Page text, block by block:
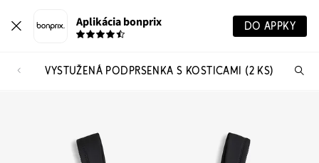
Aplikácia bonprix DO APPKY
VYSTUŽENÁ PODPRSENKA S KOSTICAMI (2 KS)